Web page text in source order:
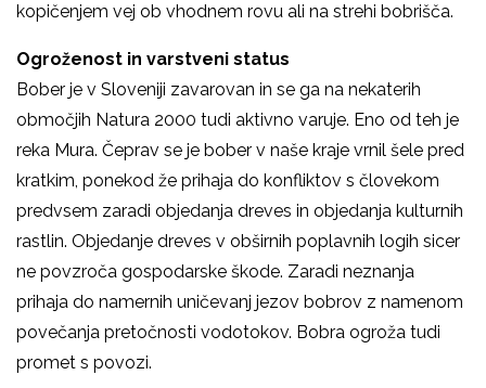
kopičenjem vej ob vhodnem rovu ali na strehi bobrišča.
Ogroženost in varstveni status
Bober je v Sloveniji zavarovan in se ga na nekaterih
območjih Natura 2000 tudi aktivno varuje. Eno od teh je
reka Mura. Čeprav se je bober v naše kraje vrnil šele pred
kratkim, ponekod že prihaja do konfliktov s človekom
predvsem zaradi objedanja dreves in objedanja kulturnih
rastlin. Objedanje dreves v obširnih poplavnih logih sicer
ne povzroča gospodarske škode. Zaradi neznanja
prihaja do namernih uničevanj jezov bobrov z namenom
povečanja pretočnosti vodotokov. Bobra ogroža tudi
promet s povozi.